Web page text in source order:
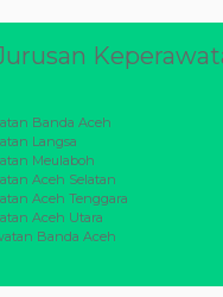
Banda Aceh
Langsa
Meulaboh
Aceh Selatan
Aceh Tenggara
Aceh Utara
Banda Aceh